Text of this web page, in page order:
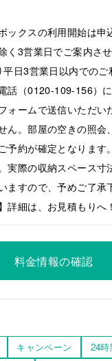
ックスの利用開始は申
く3営業日でご案内さ
平日3営業日以内での
話（0120-109-156）
ォームで送信いただい
ん。部屋の空きの照会
予約が確定となります
実際の収納スペース寸
ますので、予めご了承
詳細は、お見積もりへ！
料金情報の確認
キャンペーン
24